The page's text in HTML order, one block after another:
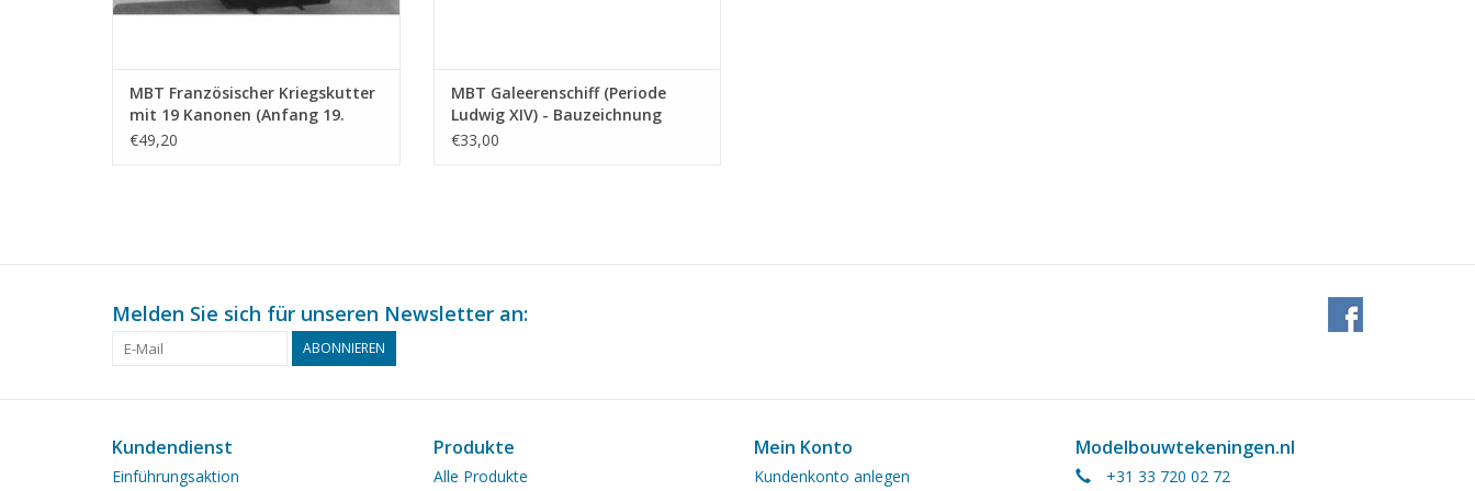
MBT Französischer Kriegskutter
mit 19 Kanonen (Anfang 19.
Jahrhundert) - Bauzeichnung
€49,20
MBT Galeerenschiff (Periode
Ludwig XIV) - Bauzeichnung
Maßstab 1 : 75 (10.01.011)
€33,00
Melden Sie sich für unseren Newsletter an:
ABONNIEREN
Kundendienst
Einführungsaktion
Produkte
Alle Produkte
Mein Konto
Kundenkonto anlegen
Modelbouwtekeningen.nl
+31 33 720 02 72